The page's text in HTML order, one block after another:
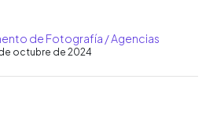
de Fotografía / Agencias
octubre de 2024